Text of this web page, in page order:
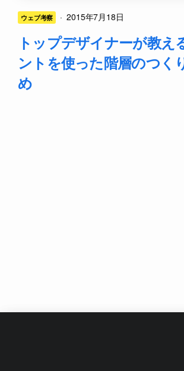
ウェブ考察 · 2015年7月18日
トップデザイナーが教え
ントを使った階層のつく
め